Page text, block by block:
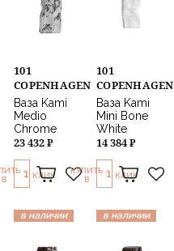
101
COPENHAGEN
Ваза Kami
Medio
Chrome
23 432 ₽
В
1 КЛИК
101
COPENHAGEN
Ваза Kami
Mini Bone
White
14 384 ₽
КУПИТЬ
В
1 КЛИК
в наличии в наличии